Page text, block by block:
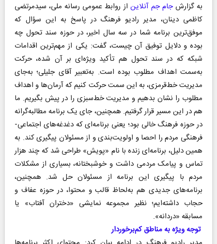
به گزارشجام جم آنلاین از روابط عمومی رسانه ملی، سیدمرتضی
کاظمی دینان، مدیر رادیو فرهنگ در پاسخ به این سؤال که
موفق‌ترین برنامه شما در سه سال اخیر، در حوزه سند تحول چه
بوده و دلایل توفیق آن چیست، گفت: یکی از مهم‌ترین اقدامات
شبکه که در سند تحول هم تأکید ویژه‌ای بر آن شده، حرکت
به‌سمت اهداف مطلوب بوده است. به‌تعبیر آقای جلیلی؛ به‌جای
مدیریت خط‌قرمزی، به این سمت حرکت کنیم که آرمان‌ها و اهداف
مطلوب را نشان بدهیم و مدیریت خط‌سبزی را در پیش بگیریم. ما
هم در این مسیر قرار گرفتیم. همچنین، جای یک برنامه مطالبه‌گرانه
در حوزه فرهنگ خالی بود؛ یعنی برنامه‌ای که دغدغه‌های اجتماعی-
فرهنگی مردم را احصا و اولویت‌بندی و از مسئولان پیگیری کند. به
همین دلیل، برنامه‌ای زنده با نام «پویش» طراحی شد که چند هزار
تماس و پیامک مردمی داشت و خوشبختانه، بسیاری از مشکلات
مردم با پیگیری این برنامه از مسئولان حل شد. همچنین،
برنامه‌های جدیدی هم به‌لحاظ قالب و محتوا، در حوزه عفاف و
حجاب داشته‌ایم؛ نظیر مجموعه نمایشی «دختران آفتاب» یا
مسابقه «دردانه».
توجه ویژه به مناطق کم‌برخوردار